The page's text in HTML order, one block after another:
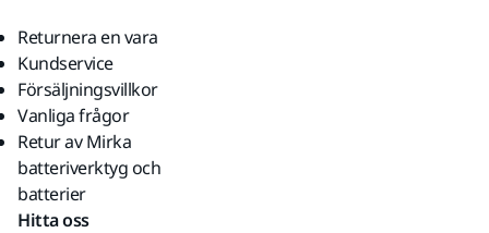
Returnera en vara
Kundservice
Försäljningsvillkor
Vanliga frågor
Retur av Mirka
batteriverktyg och
batterier
Hitta oss